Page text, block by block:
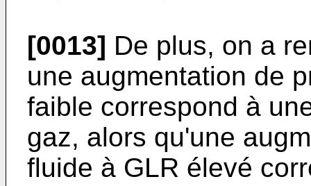
[0013] De plus, on a
une augmentation de
faible correspond à
gaz, alors qu'une
fluide à GLR élevé